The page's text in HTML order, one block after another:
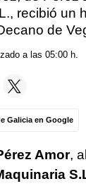
recibió un
de
a las 05:00 h.
Galicia en Google
Amor,